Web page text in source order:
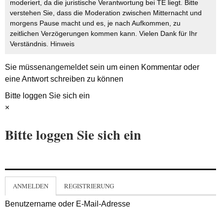
moderiert, da die juristische Verantwortung bei TE liegt. Bitte
verstehen Sie, dass die Moderation zwischen Mitternacht und
morgens Pause macht und es, je nach Aufkommen, zu
zeitlichen Verzögerungen kommen kann. Vielen Dank für Ihr
Verständnis. Hinweis
Sie müssenangemeldetsein um einen Kommentar oder
eine Antwort schreiben zu können
Bitte loggen Sie sich ein
×
Bitte loggen Sie sich ein
ANMELDEN REGISTRIERUNG
Benutzername oder E-Mail-Adresse